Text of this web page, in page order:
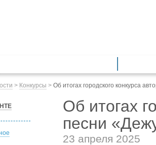
> Конкурсы > Об итогах городского конкурса
Об итогах
песни
23 апреля 2025